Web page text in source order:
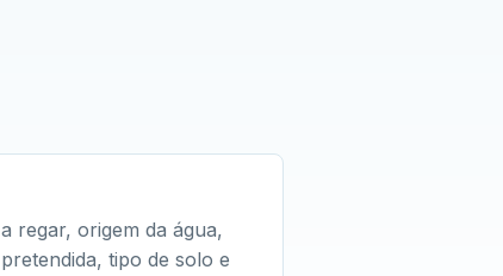
regar, origem da água,
tipo de solo e